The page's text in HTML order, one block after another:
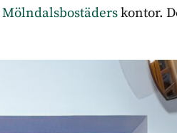
Mölndalsbostäderskontor.